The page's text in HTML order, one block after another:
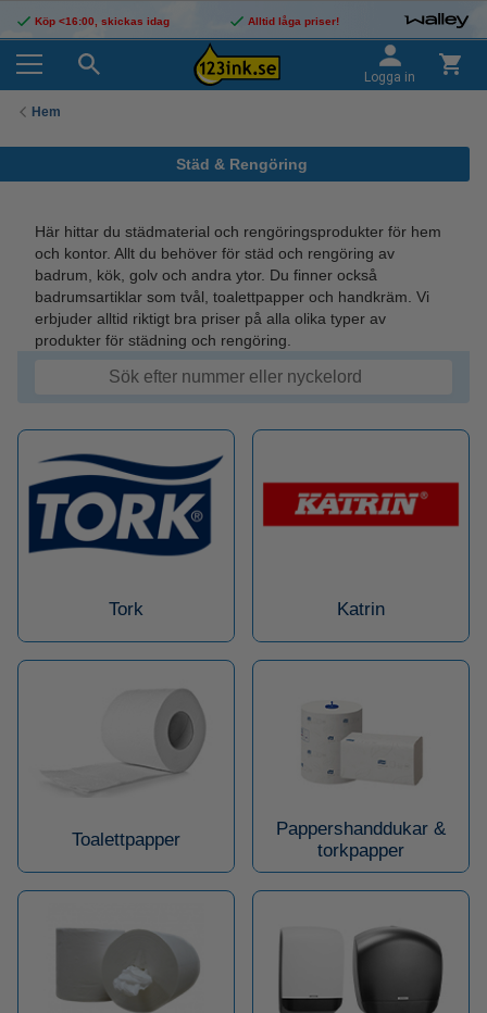
Köp <16:00, skickas idag Alltid låga priser!
Logga in
Hem
Städ & Rengöring
Här hittar du städmaterial och rengöringsprodukter för hem
och kontor. Allt du behöver för städ och rengöring av
badrum, kök, golv och andra ytor. Du finner också
badrumsartiklar som tvål, toalettpapper och handkräm. Vi
erbjuder alltid riktigt bra priser på alla olika typer av
produkter för städning och rengöring.
Tork Katrin
Toalettpapper
Pappershanddukar &
torkpapper